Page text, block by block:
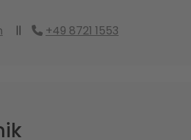
+49 8721 1553